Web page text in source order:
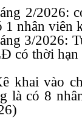
2/2026:
1 nhân
3/2026:
có thời hạn
khai vào
là có 8